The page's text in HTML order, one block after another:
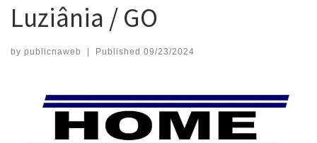
Luziânia / GO
by publicnaweb | Published 09/23/2024